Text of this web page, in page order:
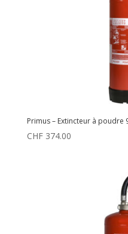
Primus – Extincteur à poudre
CHF374.00